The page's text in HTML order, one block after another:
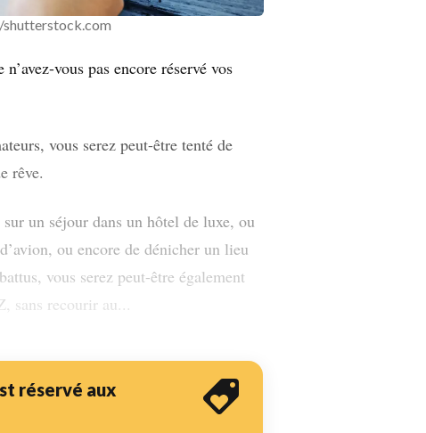
vous pas encore réservé vos
vous serez peut-être tenté de
rêve.
un séjour dans un hôtel de luxe, ou
ou encore de dénicher un lieu
vous serez peut-être également
sans recourir au...
réservé aux